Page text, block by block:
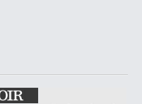
(Zuid-Afrika) 1982